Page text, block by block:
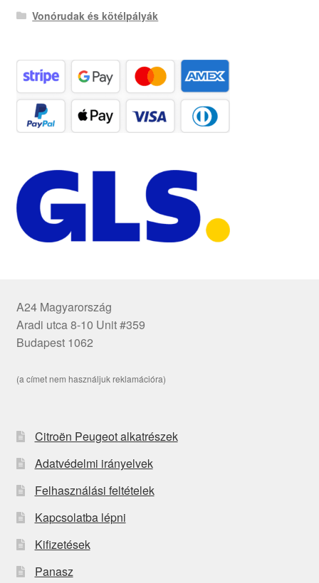
Vonórudak és kötélpályák
A24 Magyarország
Aradi utca 8-10 Unit #359
Budapest 1062
(a címet nem használjuk reklamációra)
Citroën Peugeot alkatrészek
Adatvédelmi irányelvek
Felhasználási feltételek
Kapcsolatba lépni
Kifizetések
Panasz